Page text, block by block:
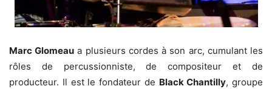
Marc Glomeau a plusieurs cordes à son arc, cumulant les
rôles de percussionniste, de compositeur et de
producteur. Il est le fondateur de Black Chantilly, groupe